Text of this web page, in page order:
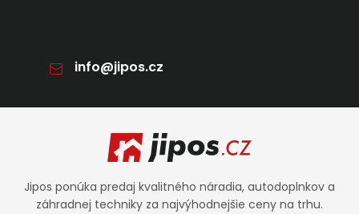
info@jipos.cz
Zápätie
Jipos ponúka predaj kvalitného náradia, autodoplnkov a
záhradnej techniky za najvýhodnejšie ceny na trhu.